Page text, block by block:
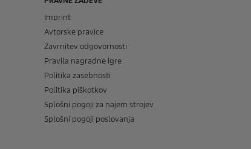
Imprint
Avtorske pravice
Zavrnitev odgovornosti
Pravila nagradne igre
Politika zasebnosti
Politika piškotkov
Splošni pogoji za najem strojev
Splošni pogoji poslovanja